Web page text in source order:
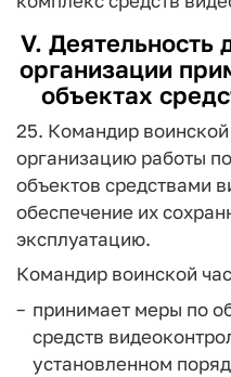
V. Деятельность
организации
объектах
25. Командир
организацию работы
объектов средствами
обеспечение их
эксплуатацию.
Командир воинской
принимает меры по
средств
установленном